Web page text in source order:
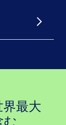
界最大
、